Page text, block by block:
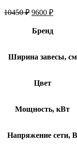
10450₽ 9600 ₽
Бренд
Ширина завесы, см
Цвет
Мощность, кВт
Напряжение сети, В